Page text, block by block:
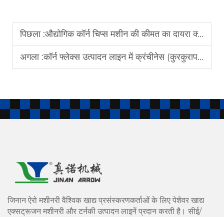
पिछला :औद्योगिक कॉर्न चिप्स मशीन की कीमत का दायरा क्या है
अगला :कॉर्न फ्लेक्स उत्पादन लाइन में क्रंचीनेस (कुरकुरापन) को क्या निर्धारित करता है
जिनान ऐरो मशीनरी वैश्विक खाद्य प्रसंस्करणकर्ताओं के लिए पेशेवर खाद्य
एक्सट्रूजन मशीनरी और टर्नकी उत्पादन लाइनें प्रदान करती है। सीई/